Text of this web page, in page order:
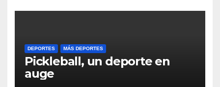
DEPORTES MÁS DEPORTES
Pickleball, un deporte en
auge